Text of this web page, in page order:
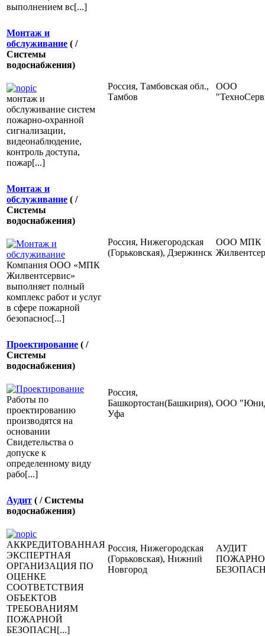
выполнением вс[...]
Монтаж и
обслуживание ( /
Системы
водоснабжения)
монтаж и
обслуживание систем
пожарно-охранной
сигнализации,
видеонаблюдение,
контроль доступа,
пожар[...]
Россия, Тамбовская обл.,
Тамбов
ООО
Монтаж и
обслуживание ( /
Системы
водоснабжения)
Компания ООО «МПК
Жилвентсервис»
выполняет полный
комплекс работ и услуг
в сфере пожарной
безопаснос[...]
Россия, Нижегородская
(Горьковская), Дзержинск
ООО МПК
Проектирование ( /
Системы
водоснабжения)
Работы по
проектированию
производятся на
основании
Свидетельства о
допуске к
определенному виду
рабо[...]
Россия,
Башкортостан(Башкирия),
Уфа
ООО
Аудит ( / Системы
водоснабжения)
АККРЕДИТОВАННАЯ
ЭКСПЕРТНАЯ
ОРГАНИЗАЦИЯ ПО
ОЦЕНКЕ
СООТВЕТСТВИЯ
ОБЪЕКТОВ
ТРЕБОВАНИЯМ
ПОЖАРНОЙ
БЕЗОПАСН[...]
Россия, Нижегородская
(Горьковская), Нижний
Новгород
АУДИТ